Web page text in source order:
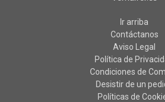
Ir arriba
Contáctanos
Aviso Legal
Política de
Condiciones de
Desistir de un
Políticas de